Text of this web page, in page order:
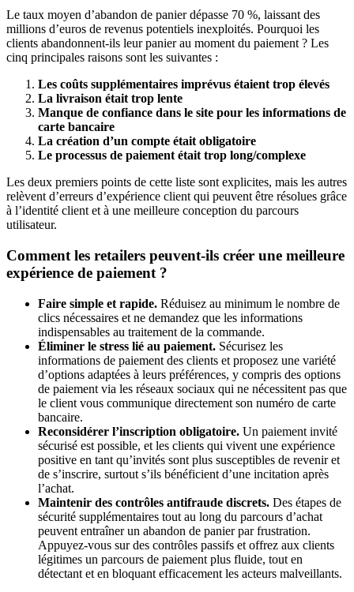
Le taux moyen d’abandon de panier dépasse 70 %, laissant des
millions d’euros de revenus potentiels inexploités. Pourquoi les
clients abandonnent-ils leur panier au moment du paiement ? Les
cinq principales raisons sont les suivantes :
Les coûts supplémentaires imprévus étaient trop élevés
La livraison était trop lente
Manque de confiance dans le site pour les informations de
carte bancaire
La création d’un compte était obligatoire
Le processus de paiement était trop long/complexe
Les deux premiers points de cette liste sont explicites, mais les autres
relèvent d’erreurs d’expérience client qui peuvent être résolues grâce
à l’identité client et à une meilleure conception du parcours
utilisateur.
Comment les retailers peuvent-ils créer une meilleure
expérience de paiement ?
Faire simple et rapide. Réduisez au minimum le nombre de
clics nécessaires et ne demandez que les informations
indispensables au traitement de la commande.
Éliminer le stress lié au paiement. Sécurisez les
informations de paiement des clients et proposez une variété
d’options adaptées à leurs préférences, y compris des options
de paiement via les réseaux sociaux qui ne nécessitent pas que
le client vous communique directement son numéro de carte
bancaire.
Reconsidérer l’inscription obligatoire. Un paiement invité
sécurisé est possible, et les clients qui vivent une expérience
positive en tant qu’invités sont plus susceptibles de revenir et
de s’inscrire, surtout s’ils bénéficient d’une incitation après
l’achat.
Maintenir des contrôles antifraude discrets. Des étapes de
sécurité supplémentaires tout au long du parcours d’achat
peuvent entraîner un abandon de panier par frustration.
Appuyez-vous sur des contrôles passifs et offrez aux clients
légitimes un parcours de paiement plus fluide, tout en
détectant et en bloquant efficacement les acteurs malveillants.